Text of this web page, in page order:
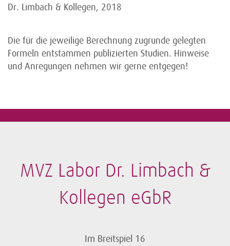
Dr. Limbach & Kollegen, 2018
Die für die jeweilige Berechnung zugrunde gelegten
Formeln entstammen publizierten Studien. Hinweise
und Anregungen nehmen wir gerne entgegen!
MVZ Labor Dr. Limbach &
Kollegen eGbR
Im Breitspiel 16